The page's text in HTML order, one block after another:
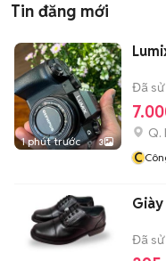
Tin đăng mới
1 phút trước 3
Đã
Q.
C
Đã